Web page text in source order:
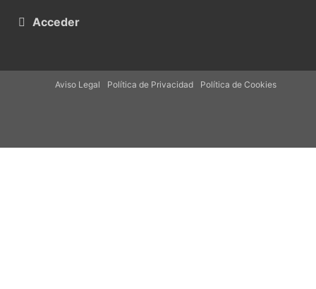
Acceder
Aviso Legal Política de Privacidad Política de Cookies